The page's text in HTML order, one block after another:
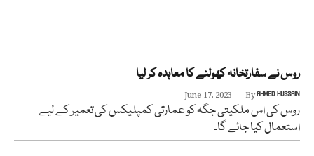
روس نے سفارتخانہ کھولنے کا معاہدہ کر لیا
June 17, 2023 ByAHMED HUSSAIN
روس کی اس ملکیتی جگہ کو عمارتی کمپلیکس کی تعمیر کے لیے
استعمال کیا جائے گا۔